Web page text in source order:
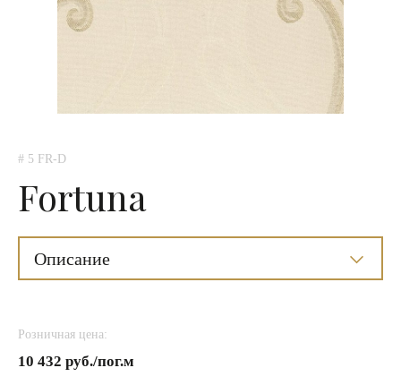
# 5 FR-D
Fortuna
Описание
Розничная цена:
10 432 руб./пог.м